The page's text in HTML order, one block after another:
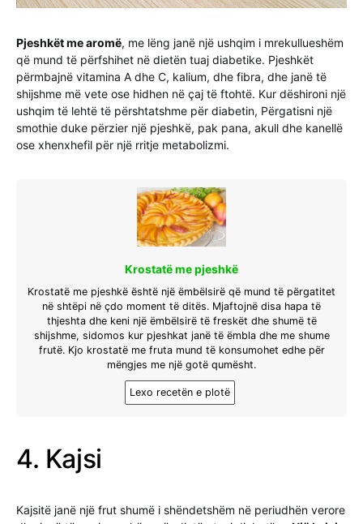
Pjeshkët me aromë, me lëng janë një ushqim i mrekullueshëm
që mund të përfshihet në dietën tuaj diabetike. Pjeshkët
përmbajnë vitamina A dhe C, kalium, dhe fibra, dhe janë të
shijshme më vete ose hidhen në çaj të ftohtë. Kur dëshironi një
ushqim të lehtë të përshtatshme për diabetin, Përgatisni një
smothie duke përzier një pjeshkë, pak pana, akull dhe kanellë
ose xhenxhefil për një rritje metabolizmi.
Krostatë me pjeshkë
Krostatë me pjeshkë është një ëmbëlsirë që mund të përgatitet
në shtëpi në çdo moment të ditës. Mjaftojnë disa hapa të
thjeshta dhe keni një ëmbëlsirë të freskët dhe shumë të
shijshme, sidomos kur pjeshkat janë të ëmbla dhe me shume
frutë. Kjo krostatë me fruta mund të konsumohet edhe për
mëngjes me një gotë qumësht.
Lexo recetën e plotë
4. Kajsi
Kajsitë janë një frut shumë i shëndetshëm në periudhën verore